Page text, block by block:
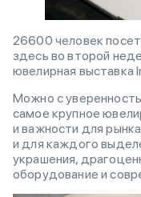
26600 человек
здесь во второй
ювелирная выставка
Можно с
самое крупное
и важности для
и для каждого
украшения,
оборудование и